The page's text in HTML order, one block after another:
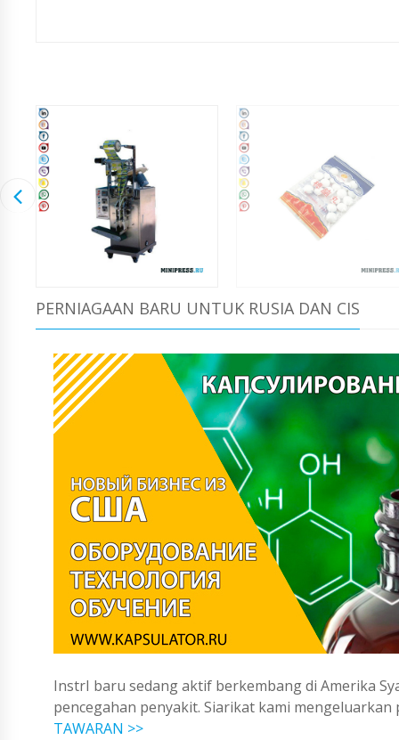
PERNIAGAAN BARU UNTUK RUSIA DAN CIS
InstrI baru sedang aktif berkembang di Amerika
pencegahan penyakit. Siarikat kami
TAWARAN >>